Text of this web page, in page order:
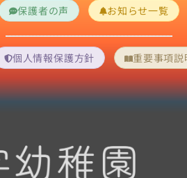
保護者の声 お知らせ一覧
個人情報保護方針 重要事項説